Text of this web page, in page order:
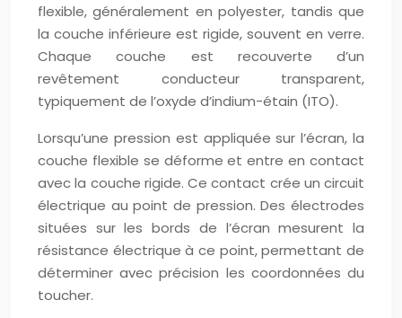
flexible, généralement en polyester, tandis que
la couche inférieure est rigide, souvent en verre.
Chaque couche est recouverte d’un
revêtement conducteur transparent,
typiquement de l’oxyde d’indium-étain (ITO).
Lorsqu’une pression est appliquée sur l’écran, la
couche flexible se déforme et entre en contact
avec la couche rigide. Ce contact crée un circuit
électrique au point de pression. Des électrodes
situées sur les bords de l’écran mesurent la
résistance électrique à ce point, permettant de
déterminer avec précision les coordonnées du
toucher.